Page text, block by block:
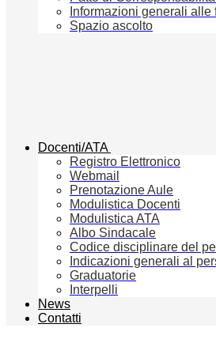
Informazioni generali alle
Spazio ascolto
Docenti/ATA
Registro Elettronico
Webmail
Prenotazione Aule
Modulistica Docenti
Modulistica ATA
Albo Sindacale
Codice disciplinare del
Indicazioni generali al
Graduatorie
Interpelli
News
Contatti